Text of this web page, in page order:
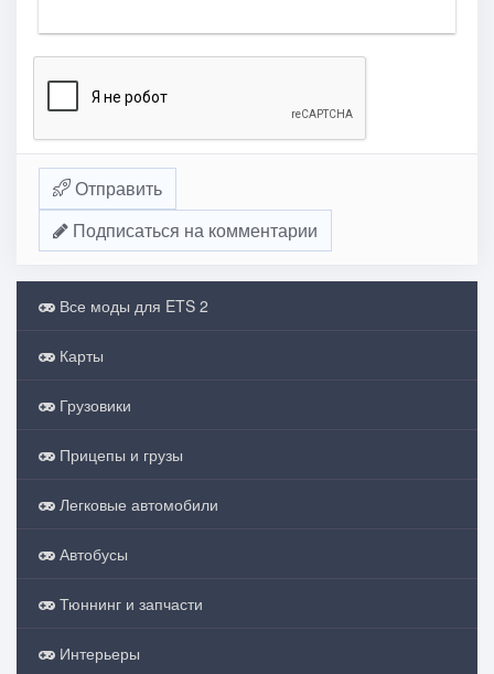
Отправить
Подписаться на комментарии
Все моды для ETS 2
Карты
Грузовики
Прицепы и грузы
Легковые автомобили
Автобусы
Тюннинг и запчасти
Интерьеры